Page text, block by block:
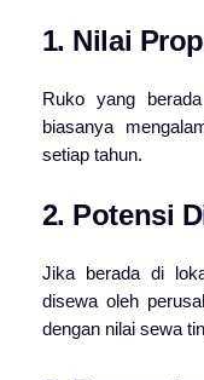
1. Nilai
Ruko yang
biasanya
setiap tahun.
2. Potensi
Jika berada di
disewa oleh
dengan nilai sewa